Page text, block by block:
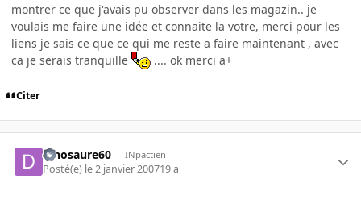
montrer ce que j'avais pu observer dans les magazin.. je
voulais me faire une idée et connaite la votre, merci pour les
liens je sais ce que ce qui me reste a faire maintenant , avec
ca je serais tranquille
.... ok merci a+
Citer
dinosaure60 INpactien
Posté(e) le 2 janvier 200719 a